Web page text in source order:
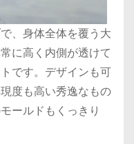
、身体全体を覆う大
に高く内側が透けて
です。デザインも可
度も高い秀逸なもの
ールドもくっきり